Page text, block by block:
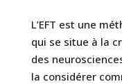
L’EFT est une
qui se situe à la
des
la considérer